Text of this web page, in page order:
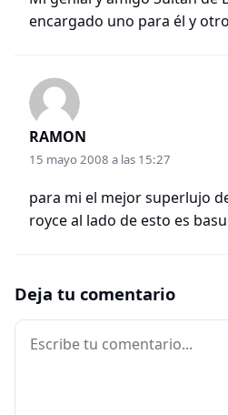
encargado uno para él y
RAMON
15 mayo 2008 a las 15:27
para mi el mejor superlujo
royce al lado de esto es
Deja tu comentario
Comentario